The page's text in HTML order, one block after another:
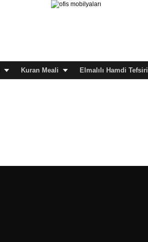
Kuran Meali Elmalılı Hamdi Tefsiri